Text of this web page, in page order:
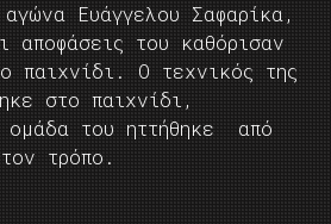
Ευάγγελου Σαφαρίκα,
αποφάσεις του καθόρισαν
παιχνίδι. Ο τεχνικός της
στο παιχνίδι,
ομάδα του ηττήθηκε από
τρόπο.